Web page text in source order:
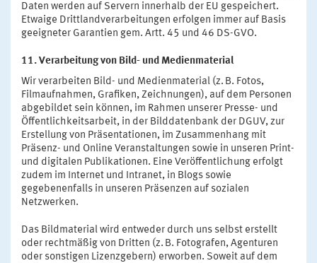
Daten werden auf Servern innerhalb der EU gespeichert.
Etwaige Drittlandverarbeitungen erfolgen immer auf Basis
geeigneter Garantien gem. Artt. 45 und 46 DS-GVO.
11. Verarbeitung von Bild- und Medienmaterial
Wir verarbeiten Bild- und Medienmaterial (z. B. Fotos,
Filmaufnahmen, Grafiken, Zeichnungen), auf dem Personen
abgebildet sein können, im Rahmen unserer Presse- und
Öffentlichkeitsarbeit, in der Bilddatenbank der DGUV, zur
Erstellung von Präsentationen, im Zusammenhang mit
Präsenz- und Online Veranstaltungen sowie in unseren Print-
und digitalen Publikationen. Eine Veröffentlichung erfolgt
zudem im Internet und Intranet, in Blogs sowie
gegebenenfalls in unseren Präsenzen auf sozialen
Netzwerken.
Das Bildmaterial wird entweder durch uns selbst erstellt
oder rechtmäßig von Dritten (z. B. Fotografen, Agenturen
oder sonstigen Lizenzgebern) erworben. Soweit auf dem